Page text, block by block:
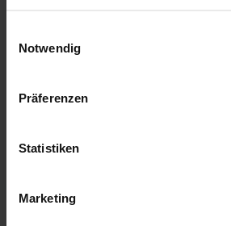
Notwendig
Präferenzen
Statistiken
Marketing
Jupiter 2 C - Anthrazit
Wandstärke: 19 mm